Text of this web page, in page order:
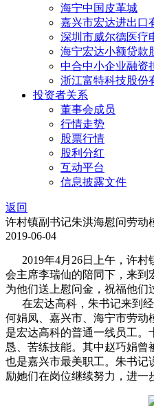
海宁中国皮革城
嘉兴市宏达进出口
深圳市威尔德医疗
海宁宏达小额贷款
中合中小企业融资
浙江富特科技股份
投资者关系
董事会成员
行情走势
股票行情
股利分红
互动平台
信息披露文件
返回
许村镇副书记朱洪海慰问劳动
2019-06-04
2019年4月26日上午，许村
会主席李瑞仙的陪同下，来到
为他们送上慰问金，祝福他们
在宏达高科，朱书记来到经
何娟凤、嘉兴市、海宁市劳动
是宏达高科的普通一线员工。
恳、苦练技能。其中赵巧娟曾
也是嘉兴市最美职工。朱书记
励她们在岗位继续努力，进一